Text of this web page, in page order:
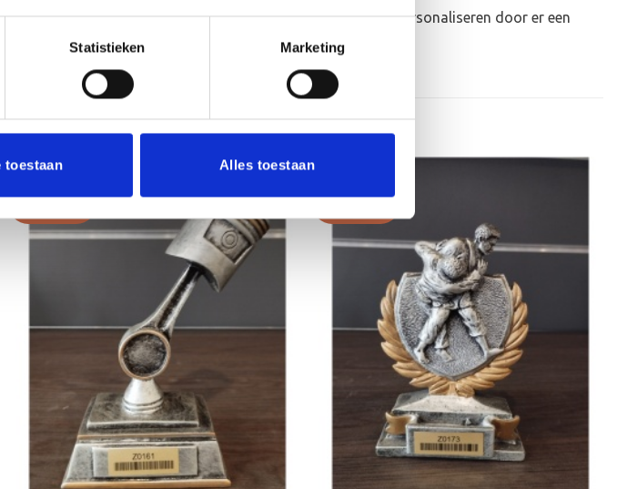
Statistieken Marketing
toestaan Alles toestaan
of businessevenement. We kunnen de houten standaard personaliseren door er een
plaatje.
Toevoegen
aan
verlanglijst
aan